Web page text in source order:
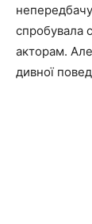
спробувала
акторам.
дивної